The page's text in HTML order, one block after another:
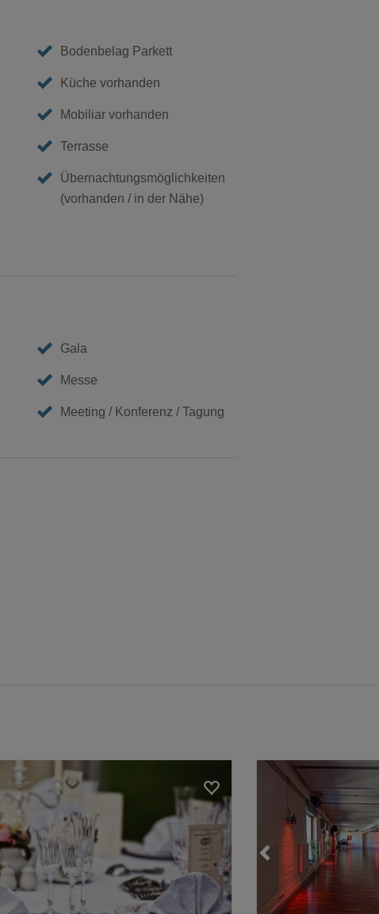
Bodenbelag Parkett
Küche vorhanden
Mobiliar vorhanden
Terrasse
Übernachtungsmöglichkeiten
(vorhanden / in der Nähe)
Gala
Messe
Meeting / Konferenz / Tagung